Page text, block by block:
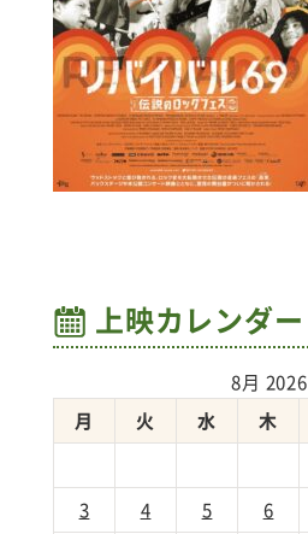
上映カレンダー
8月 2026
月
火 水 木
3
4 5 6